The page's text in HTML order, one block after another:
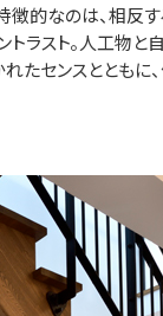
的なのは、相反
ラスト。人工物と
たセンスととも